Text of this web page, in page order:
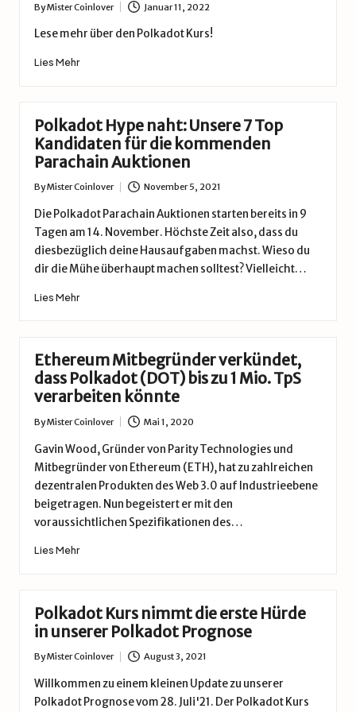
Posted
by
ByMister Coinlover Januar 11, 2022
Lese mehr über den Polkadot Kurs!
Lies Mehr
Polkadot Hype naht: Unsere 7 Top
Kandidaten für die kommenden
Parachain Auktionen
Posted
by
ByMister Coinlover November 5, 2021
Die Polkadot Parachain Auktionen starten bereits in 9
Tagen am 14. November. Höchste Zeit also, dass du
diesbezüglich deine Hausaufgaben machst. Wieso du
dir die Mühe überhaupt machen solltest? Vielleicht…
Lies Mehr
Ethereum Mitbegründer verkündet,
dass Polkadot (DOT) bis zu 1 Mio. TpS
verarbeiten könnte
Posted
by
ByMister Coinlover Mai 1, 2020
Gavin Wood, Gründer von Parity Technologies und
Mitbegründer von Ethereum (ETH), hat zu zahlreichen
dezentralen Produkten des Web 3.0 auf Industrieebene
beigetragen. Nun begeistert er mit den
voraussichtlichen Spezifikationen des…
Lies Mehr
Polkadot Kurs nimmt die erste Hürde
in unserer Polkadot Prognose
Posted
by
ByMister Coinlover August 3, 2021
Willkommen zu einem kleinen Update zu unserer
Polkadot Prognose vom 28. Juli'21. Der Polkadot Kurs